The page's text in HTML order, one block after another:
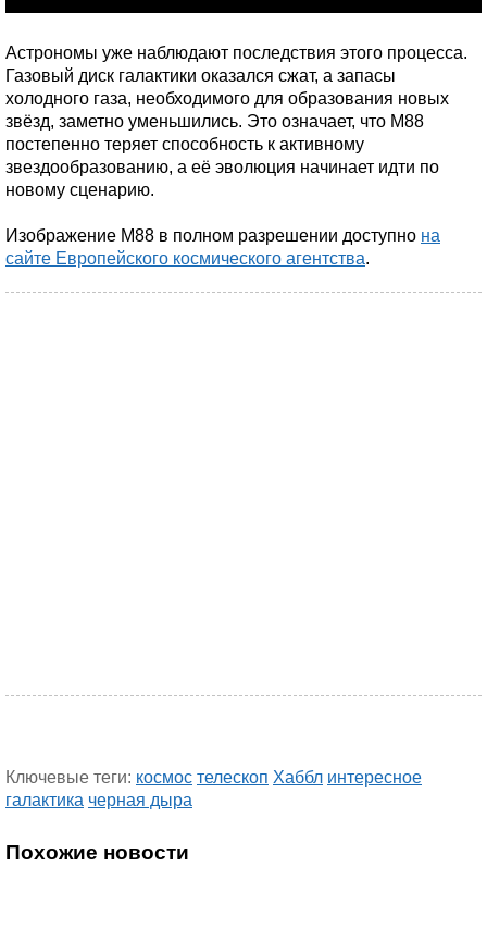
Астрономы уже наблюдают последствия этого процесса.
Газовый диск галактики оказался сжат, а запасы
холодного газа, необходимого для образования новых
звёзд, заметно уменьшились. Это означает, что M88
постепенно теряет способность к активному
звездообразованию, а её эволюция начинает идти по
новому сценарию.
Изображение M88 в полном разрешении доступно на
сайте Европейского космического агентства.
Ключевые теги: космос телескоп Хаббл интересное
галактика черная дыра
Похожие новости